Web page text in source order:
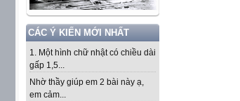
CÁC Ý KIẾN MỚI NHẤT
1. Một hình chữ nhật có chiều dài
gấp 1,5...
Nhờ thầy giúp em 2 bài này ạ,
em cảm...